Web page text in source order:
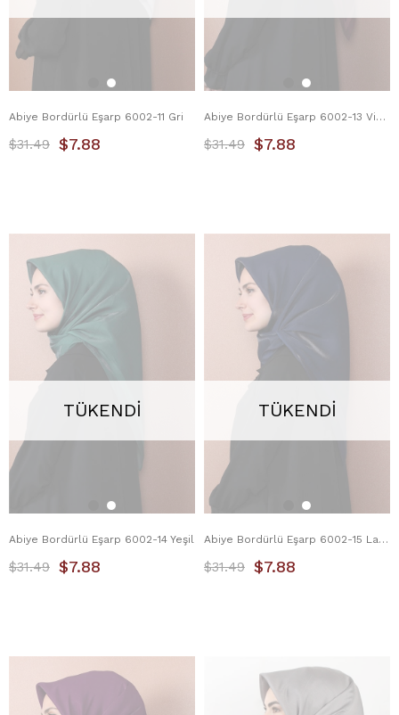
Abiye Bordürlü Eşarp 6002-11 Gri
$7.88
$31.49
Abiye Bordürlü Eşarp 6002-13 Vişne Çürüğü
$7.88
$31.49
TÜKENDI
Abiye Bordürlü Eşarp 6002-14 Yeşil
$7.88
$31.49
TÜKENDI
Abiye Bordürlü Eşarp 6002-15 Lacivert
$7.88
$31.49